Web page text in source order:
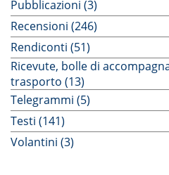
Pubblicazioni (3)
Recensioni (246)
Rendiconti (51)
Ricevute, bolle di
trasporto (13)
Telegrammi (5)
Testi (141)
Volantini (3)